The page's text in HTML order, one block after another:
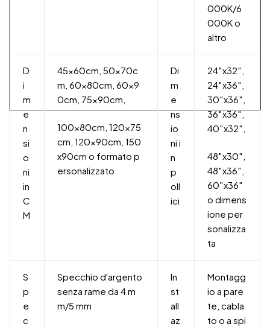
000K/6
000K o
altro
D
i
m
e
n
si
o
ni
in
C
M
45x60cm, 50x70c
m, 60x80cm, 60x9
0cm, 75x90cm,
100x80cm, 120x75
cm, 120x90cm, 150
x90cm o formato p
ersonalizzato
Di
m
e
ns
io
ni i
n
p
oll
ici
24″x32″,
24″x36″,
30″x36″,
36″x36″,
40″x32″,
48″x30″,
48″x36″,
60″x36″
o dimens
ione per
sonalizza
ta
S
p
e
c
Specchio d'argento
senza rame da 4 m
m/5 mm
In
st
all
az
Montagg
io a pare
te, cabla
to o a spi